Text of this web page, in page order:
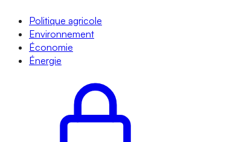
Politique agricole
Environnement
Économie
Énergie